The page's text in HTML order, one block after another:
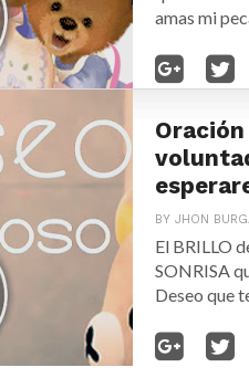
amas mi
BY JHON
El BRILLO
SONRISA
Deseo que